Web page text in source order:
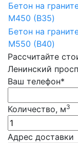
Бетон на
М450 (B35)
Бетон на
М550 (B40)
Рассчитайте
Ленинский
Ваш телефон*
Количество, м3
Адрес доставки